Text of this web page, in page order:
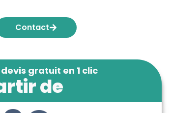
Contact
gratuit en 1 clic
de